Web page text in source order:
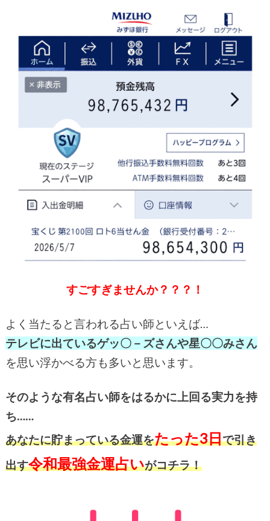
すごすぎませんか？？？！
よく当たると言われる占い師といえば…
テレビに出ているゲッ〇－ズさんや星〇〇みさん
を思い浮かべる方も多いと思います。
そのような有名占い師をはるかに上回る実力を持
ち……
あなたに貯まっている金運をたった3日で引き
出す令和最強金運占いがコチラ！